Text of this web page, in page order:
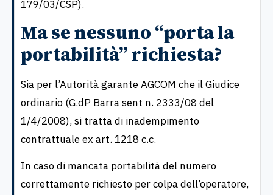
179/03/CSP).
Ma se nessuno “porta la
portabilità” richiesta?
Sia per l’Autorità garante AGCOM che il Giudice
ordinario (G.dP Barra sent n. 2333/08 del
1/4/2008), si tratta di inadempimento
contrattuale ex art. 1218 c.c.
In caso di mancata portabilità del numero
correttamente richiesto per colpa dell’operatore,